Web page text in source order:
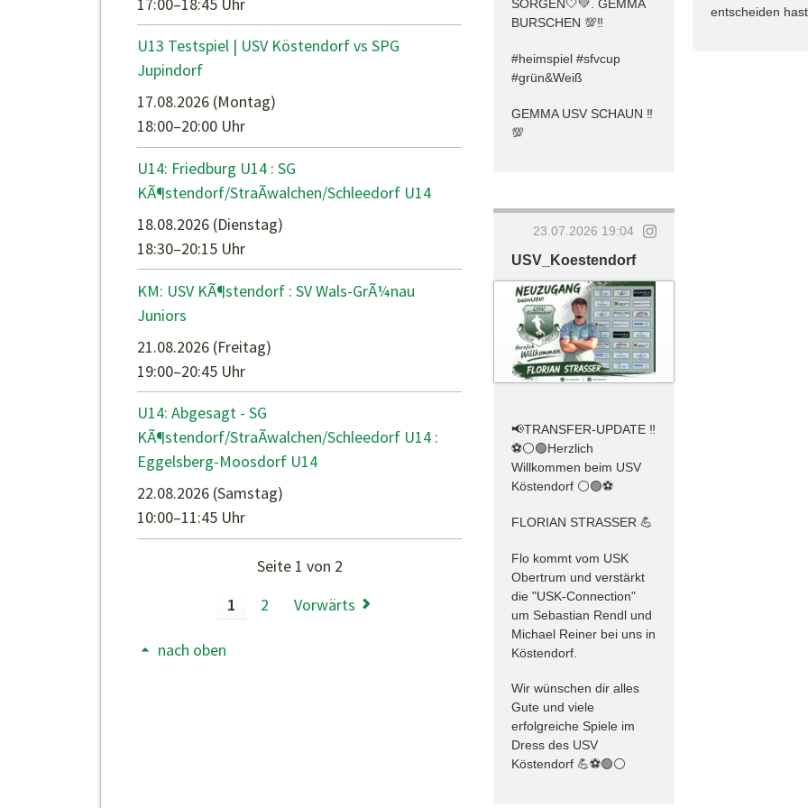
SORGEN🤍💚. GEMMA
BURSCHEN 💯‼️
#heimspiel #sfvcup
#grün&Weiß
GEMMA USV SCHAUN ‼️
💯
entscheiden
23.07.2026 19:04
USV_Koestendorf
📢TRANSFER-UPDATE ‼️
⚽️⚪️🟢Herzlich
Willkommen beim USV
Köstendorf ⚪️🟢⚽️
FLORIAN STRASSER 💪
Flo kommt vom USK
Obertrum und verstärkt
die "USK-Connection"
um Sebastian Rendl und
Michael Reiner bei uns in
Köstendorf.
Wir wünschen dir alles
Gute und viele
erfolgreiche Spiele im
Dress des USV
Köstendorf 💪⚽️🟢⚪️
U13 Testspiel | USV Köstendorf vs SPG
Jupindorf
17.08.2026 (Montag)
18:00–20:00 Uhr
U14: Friedburg U14 : SG
KÃ¶stendorf/StraÃwalchen/Schleedorf U14
18.08.2026 (Dienstag)
18:30–20:15 Uhr
KM: USV KÃ¶stendorf : SV Wals-GrÃ¼nau
Juniors
21.08.2026 (Freitag)
19:00–20:45 Uhr
U14: Abgesagt - SG
KÃ¶stendorf/StraÃwalchen/Schleedorf U14 :
Eggelsberg-Moosdorf U14
22.08.2026 (Samstag)
10:00–11:45 Uhr
Seite 1 von 2
1
2 Vorwärts
nach oben